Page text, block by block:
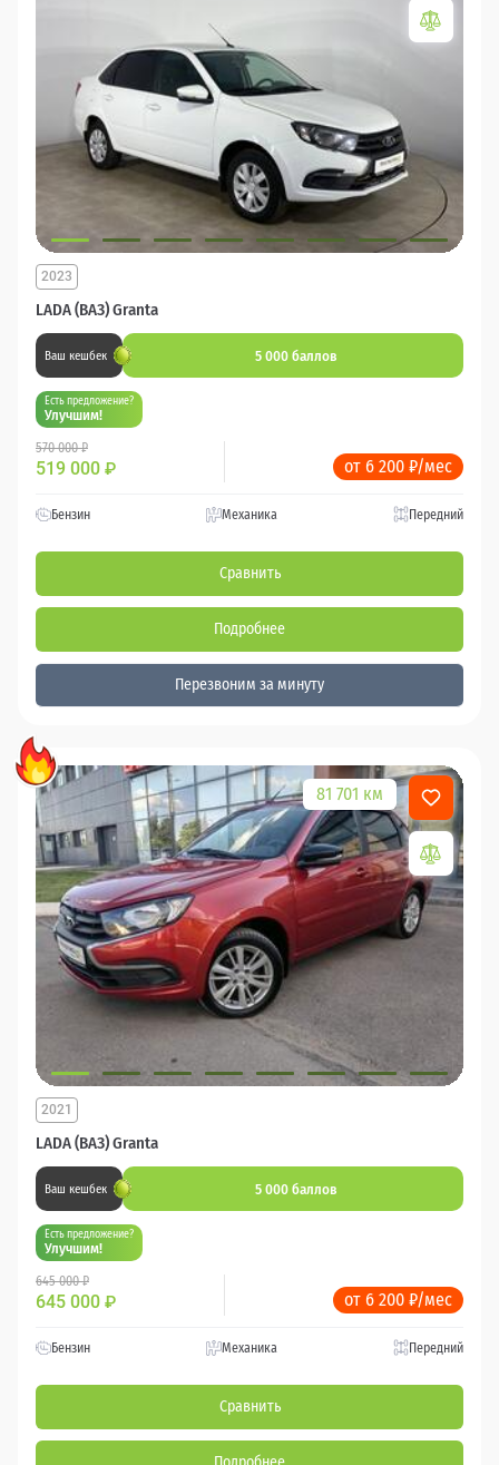
LADA (ВАЗ) Granta
2023
Ваш кешбек 5 000 баллов
Есть предложение?
Улучшим!
570 000 ₽
519 000 ₽ от 6 200 ₽/мес
Бензин Механика Передний
Сравнить
Подробнее
Перезвоним за минуту
81 701 км
LADA (ВАЗ) Granta
2021
Ваш кешбек 5 000 баллов
Есть предложение?
Улучшим!
645 000 ₽
645 000 ₽ от 6 200 ₽/мес
Бензин Механика Передний
Сравнить